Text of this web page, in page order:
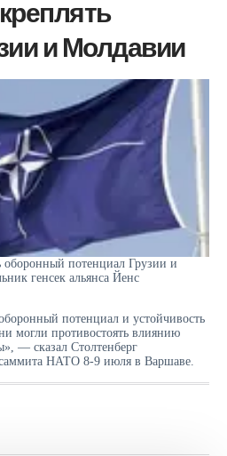
и Молдавии
потенциал Грузии и
генсек альянса Йенс
потенциал и устойчивость
могли противостоять влиянию
— сказал Столтенберг
НАТО 8-9 июля в Варшаве.